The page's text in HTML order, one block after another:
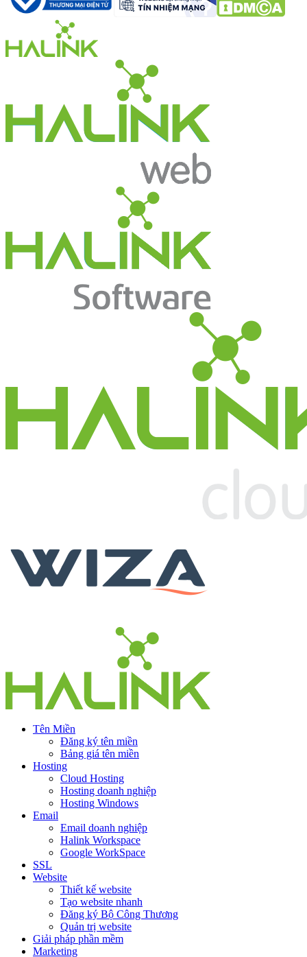
Tên Miền
Đăng ký tên miền
Bảng giá tên miền
Hosting
Cloud Hosting
Hosting doanh nghiệp
Hosting Windows
Email
Email doanh nghiệp
Halink Workspace
Google WorkSpace
SSL
Website
Thiết kế website
Tạo website nhanh
Đăng ký Bộ Công Thương
Quản trị website
Giải pháp phần mềm
Marketing